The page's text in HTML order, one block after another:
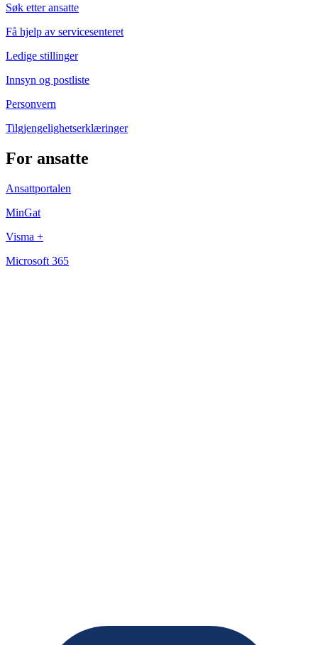
Søk etter ansatte
Få hjelp av servicesenteret
Ledige stillinger
Innsyn og postliste
Personvern
Tilgjengelighetserklæringer
For ansatte
Ansattportalen
MinGat
Visma +
Microsoft 365